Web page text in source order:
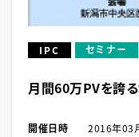
IPC セミナー
月間60万PVを誇
開催日時 2016年03